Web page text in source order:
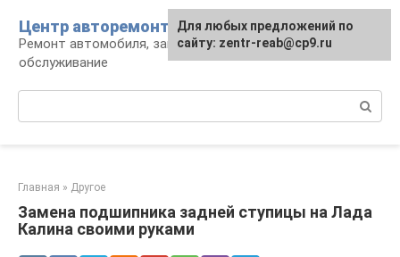
контенту
Центр авторемонта
Ремонт автомобиля, запчасти и
обслуживание
Главная » Другое
Замена подшипника задней ступицы на Лада
Калина своими руками
Для любых предложений по
сайту: zentr-reab@cp9.ru